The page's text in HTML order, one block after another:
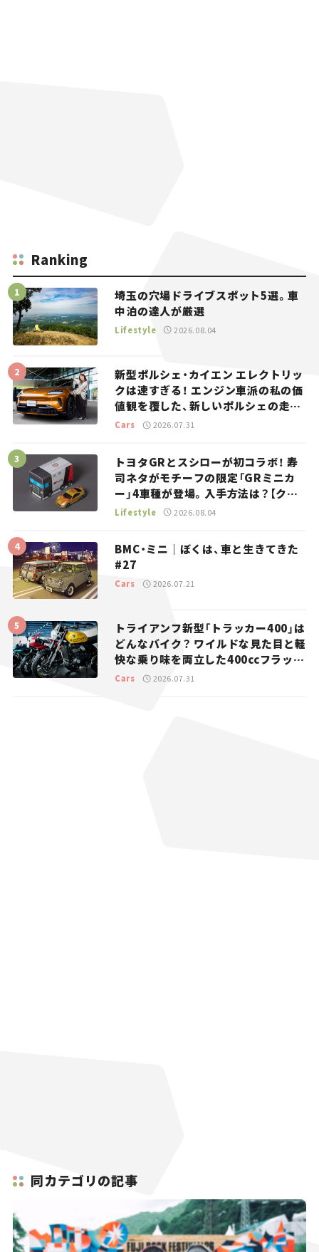
Ranking
埼玉の穴場ドライブスポット5選。車
中泊の達人が厳選
Lifestyle 2026.08.04
新型ポルシェ・カイエン エレクトリッ
クは速すぎる！ エンジン車派の私の価
値観を覆した、新しいポルシェの走
り。
Cars 2026.07.31
トヨタGRとスシローが初コラボ！ 寿
司ネタがモチーフの限定「GRミニカ
ー」4車種が登場。入手方法は？【クル
マとホビー】
Lifestyle 2026.08.04
BMC・ミニ｜ぼくは、車と生きてきた
#27
Cars 2026.07.21
トライアンフ新型「トラッカー400」は
どんなバイク？ ワイルドな見た目と軽
快な乗り味を両立した400ccフラット
トラッカー【試乗レビュー】
Cars 2026.07.31
同カテゴリの記事